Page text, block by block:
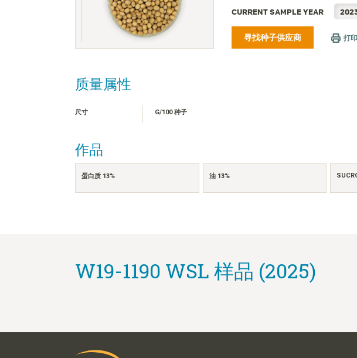
CURRENT SAMPLE YEAR
寻找种子供应商 打
质量属性
尺寸 G/100 种子
作品
蛋白质 13% 油 13%
W19-1190 WSL 样品 (2025)